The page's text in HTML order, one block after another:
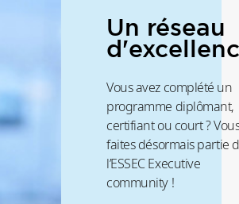
Un réseau
Vous avez complété un
programme diplômant,
certifiant ou court ?
faites désormais partie
l’ESSEC Executive
community !